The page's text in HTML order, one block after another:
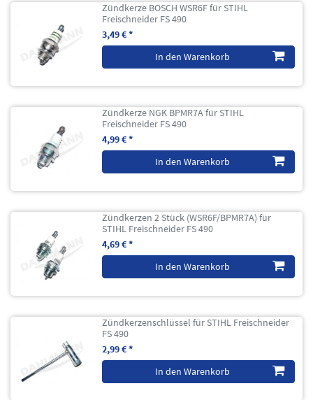
Zündkerze BOSCH WSR6F für STIHL
Freischneider FS 490
3,49 € *
In den Warenkorb
Zündkerze NGK BPMR7A für STIHL
Freischneider FS 490
4,99 € *
In den Warenkorb
Zündkerzen 2 Stück (WSR6F/BPMR7A) für
STIHL Freischneider FS 490
4,69 € *
In den Warenkorb
Zündkerzenschlüssel für STIHL Freischneider
FS 490
2,99 € *
In den Warenkorb